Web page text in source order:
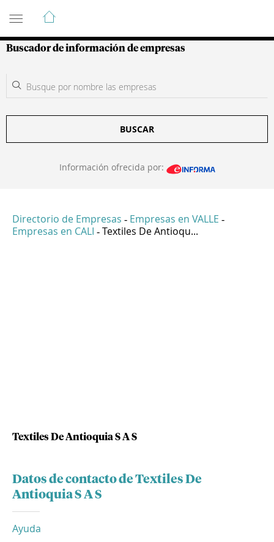
Guía de Empresas Colombianas
Buscador de información de empresas
BUSCAR
Información ofrecida por:
Directorio de Empresas - Empresas en VALLE -
Empresas en CALI - Textiles De Antioqu...
Textiles De Antioquia S A S
Datos de contacto de Textiles De
Antioquia S A S
Ayuda